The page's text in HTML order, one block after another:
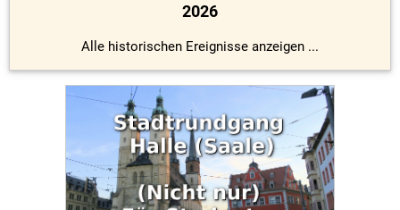
2026
Alle historischen Ereignisse anzeigen ...